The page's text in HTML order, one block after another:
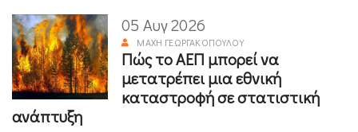
05 Αυγ 2026
ΜΆΧΗ ΓΕΩΡΓΑΚΟΠΟΎΛΟΥ
Πώς το ΑΕΠ μπορεί να
μετατρέπει μια εθνική
καταστροφή σε στατιστική
ανάπτυξη